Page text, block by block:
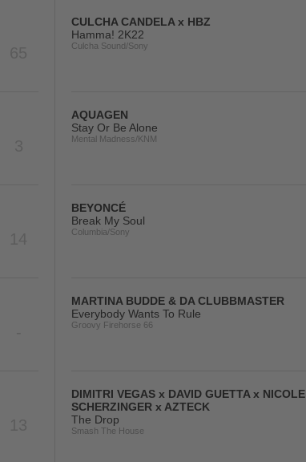
CULCHA CANDELA x HBZ
Hamma! 2K22
Culcha Sound/Sony
AQUAGEN
Stay Or Be Alone
Mental Madness/KNM
BEYONCÉ
Break My Soul
Columbia/Sony
MARTINA BUDDE & DA CLUBBMASTER
Everybody Wants To Rule
Groovy Firehorse 66
DIMITRI VEGAS x DAVID GUETTA x NICOLE
SCHERZINGER x AZTECK
The Drop
Smash The House